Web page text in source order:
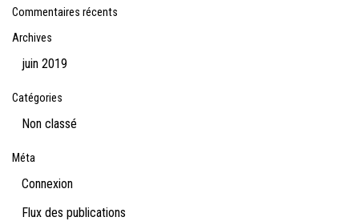
Commentaires récents
Archives
juin 2019
Catégories
Non classé
Méta
Connexion
Flux des publications